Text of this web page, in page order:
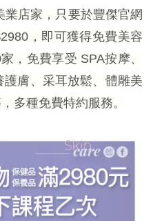
店家，只要於豐傑官網
，即可獲得免費美容
，免費享受 SPA按摩、
膚、采耳放鬆、體雕美
多種免費特約服務。